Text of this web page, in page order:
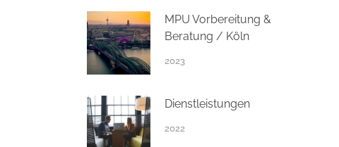
MPU Vorbereitung &
Beratung / Köln
2023
Dienstleistungen
2022